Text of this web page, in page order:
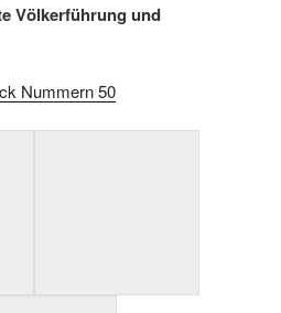
Völkerführung und
Nummern 50